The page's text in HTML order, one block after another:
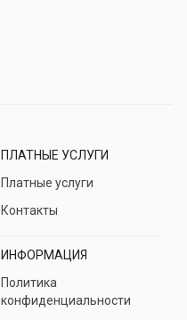
ПЛАТНЫЕ УСЛУГИ
Платные услуги
Контакты
ИНФОРМАЦИЯ
Политика
конфиденциальности